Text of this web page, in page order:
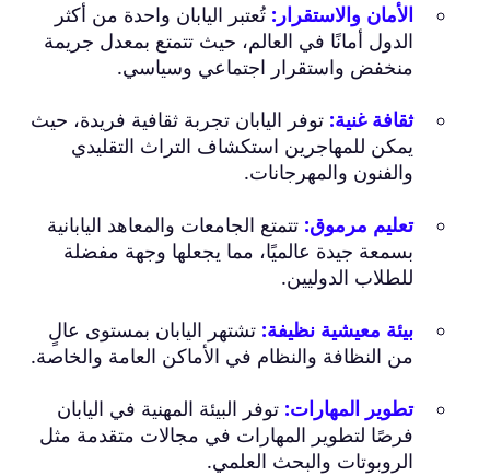
الأمان والاستقرار: تُعتبر اليابان واحدة من أكثر
الدول أمانًا في العالم، حيث تتمتع بمعدل جريمة
منخفض واستقرار اجتماعي وسياسي.
ثقافة غنية: توفر اليابان تجربة ثقافية فريدة، حيث
يمكن للمهاجرين استكشاف التراث التقليدي
والفنون والمهرجانات.
تعليم مرموق: تتمتع الجامعات والمعاهد اليابانية
بسمعة جيدة عالميًا، مما يجعلها وجهة مفضلة
للطلاب الدوليين.
بيئة معيشية نظيفة: تشتهر اليابان بمستوى عالٍ
من النظافة والنظام في الأماكن العامة والخاصة.
تطوير المهارات: توفر البيئة المهنية في اليابان
فرصًا لتطوير المهارات في مجالات متقدمة مثل
الروبوتات والبحث العلمي.